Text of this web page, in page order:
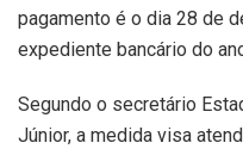
pagamento é o dia 28 de
expediente bancário do
Segundo o secretário
Júnior, a medida visa